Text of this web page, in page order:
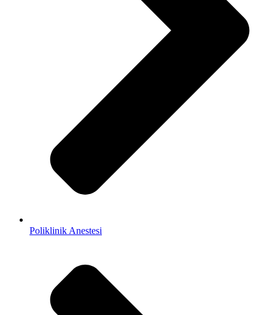
Poliklinik Anestesi